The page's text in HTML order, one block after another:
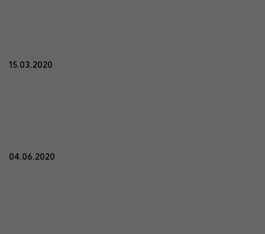
15.03.2020
04.06.2020